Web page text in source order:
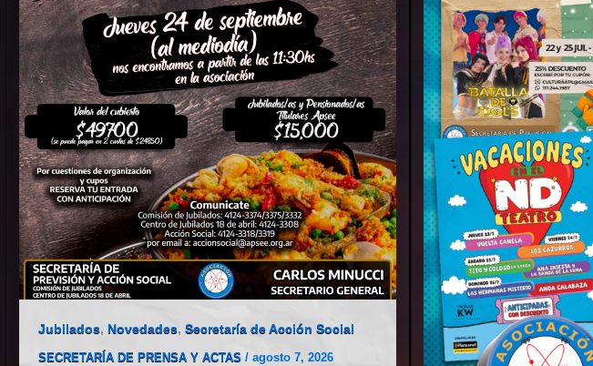
Jubilados, Novedades, Secretaría de Acción Social
SECRETARÍA DE PRENSA Y ACTAS / agosto 7, 2026